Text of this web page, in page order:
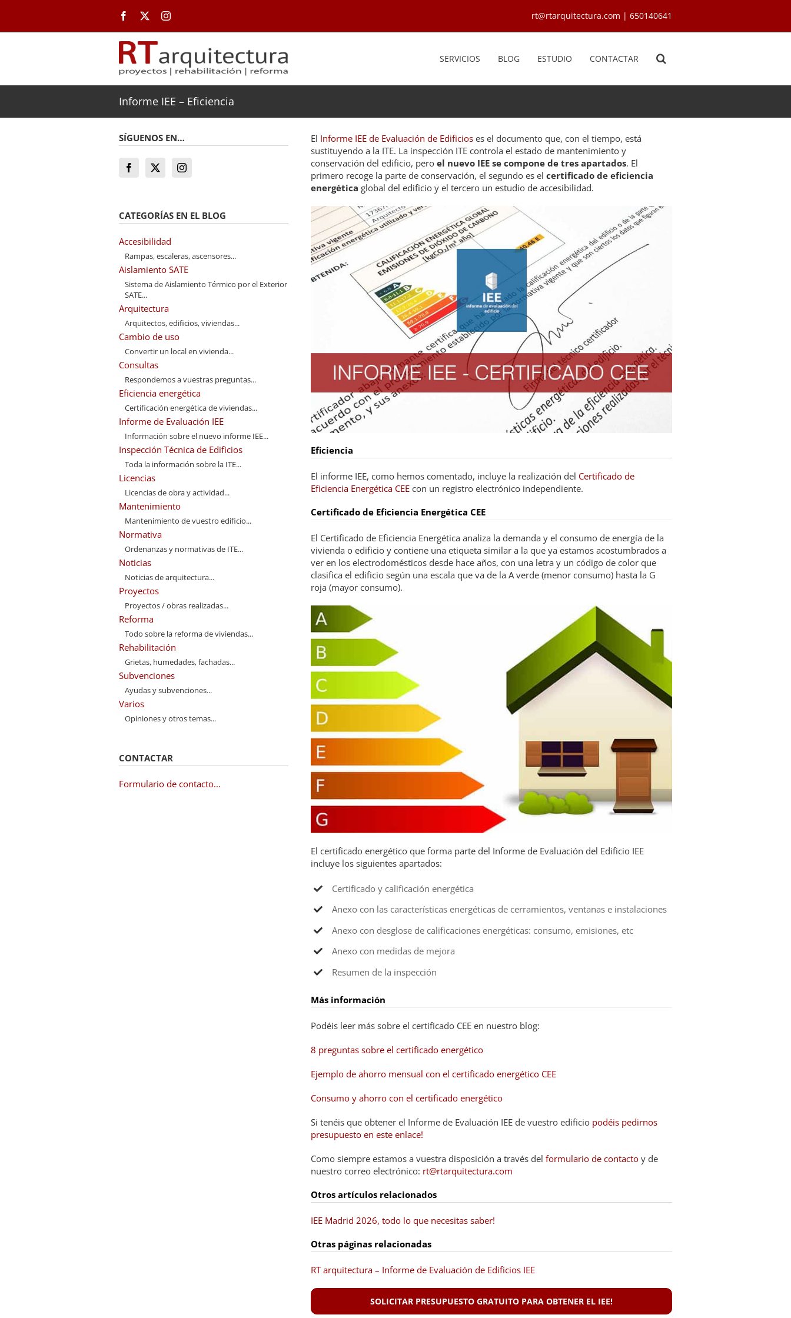
contenido
rt@rtarquitectura.com | 650140641
SERVICIOS BLOG ESTUDIO CONTACTAR
Informe IEE – Eficiencia
SÍGUENOS EN…
CATEGORÍAS EN EL BLOG
Accesibilidad
Rampas, escaleras, ascensores...
Aislamiento SATE
Sistema de Aislamiento Térmico por el Exterior
SATE...
Arquitectura
Arquitectos, edificios, viviendas...
Cambio de uso
Convertir un local en vivienda...
Consultas
Respondemos a vuestras preguntas...
Eficiencia energética
Certificación energética de viviendas...
Informe de Evaluación IEE
Información sobre el nuevo informe IEE...
Inspección Técnica de Edificios
Toda la información sobre la ITE...
Licencias
Licencias de obra y actividad...
Mantenimiento
Mantenimiento de vuestro edificio...
Normativa
Ordenanzas y normativas de ITE...
Noticias
Noticias de arquitectura...
Proyectos
Proyectos / obras realizadas...
Reforma
Todo sobre la reforma de viviendas...
Rehabilitación
Grietas, humedades, fachadas...
Subvenciones
Ayudas y subvenciones...
Varios
Opiniones y otros temas...
CONTACTAR
Formulario de contacto...
El Informe IEE de Evaluación de Edificioses el documento que, con el tiempo, está
sustituyendo a la ITE. La inspección ITE controla el estado de mantenimiento y
conservación del edificio, pero el nuevo IEE se compone de tres apartados. El
primero recoge la parte de conservación, el segundo es el certificado de eficiencia
energética global del edificio y el tercero un estudio de accesibilidad.
Eficiencia
El informe IEE, como hemos comentado, incluye la realización del Certificado de
Eficiencia Energética CEEcon un registro electrónico independiente.
Certificado de Eficiencia Energética CEE
El Certificado de Eficiencia Energética analiza la demanda y el consumo de energía de la
vivienda o edificio y contiene una etiqueta similar a la que ya estamos acostumbrados a
ver en los electrodomésticos desde hace años, con una letra y un código de color que
clasifica el edificio según una escala que va de la A verde (menor consumo) hasta la G
roja (mayor consumo).
El certificado energético que forma parte del Informe de Evaluación del Edificio IEE
incluye los siguientes apartados:
Certificado y calificación energética
Anexo con las características energéticas de cerramientos, ventanas e instalaciones
Anexo con desglose de calificaciones energéticas: consumo, emisiones, etc
Anexo con medidas de mejora
Resumen de la inspección
Más información
Podéis leer más sobre el certificado CEE en nuestro blog:
8 preguntas sobre el certificado energético
Ejemplo de ahorro mensual con el certificado energético CEE
Consumo y ahorro con el certificado energético
Si tenéis que obtener el Informe de Evaluación IEE de vuestro edificio podéis pedirnos
presupuesto en este enlace!
Como siempre estamos a vuestra disposición a través del formulario de contactoy de
nuestro correo electrónico: rt@rtarquitectura.com
Otros artículos relacionados
IEE Madrid 2026, todo lo que necesitas saber!
Otras páginas relacionadas
RT arquitectura – Informe de Evaluación de Edificios IEE
SOLICITAR PRESUPUESTO GRATUITO PARA OBTENER EL IEE!